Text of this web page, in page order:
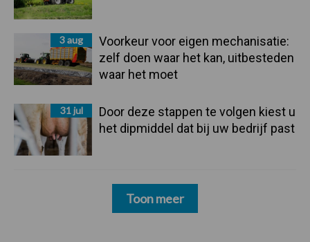
3 aug
Voorkeur voor eigen mechanisatie:
zelf doen waar het kan, uitbesteden
waar het moet
31 jul
Door deze stappen te volgen kiest u
het dipmiddel dat bij uw bedrijf past
Toon meer